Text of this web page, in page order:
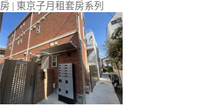
房 | 東京子月租套房系列